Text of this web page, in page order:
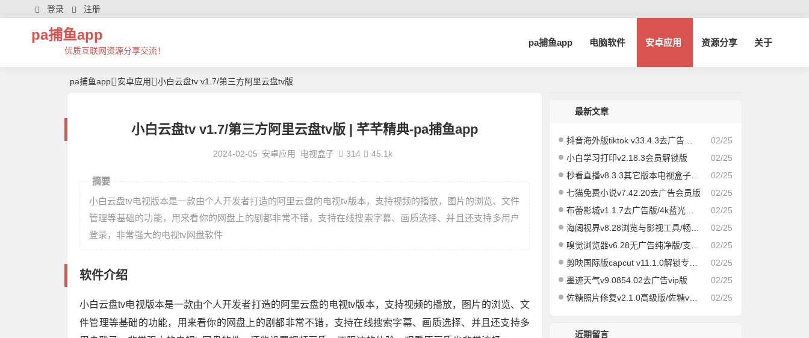
登录 注册
pa捕鱼app
优质互联网资源分享交流！
pa捕鱼app 电脑软件 安卓应用 资源分享 关于
pa捕鱼app 安卓应用 小白云盘tv v1.7/第三方阿里云盘tv版
小白云盘tv v1.7/第三方阿里云盘tv版 | 芊芊精典-pa捕鱼app
2024-02-05 安卓应用 电视盒子 314 45.1k
摘要
小白云盘tv电视版本是一款由个人开发者打造的阿里云盘的电视tv版本，支持视频的播放，图片的浏览、文件
管理等基础的功能，用来看你的网盘上的剧都非常不错，支持在线搜索字幕、画质选择、并且还支持多用户
登录，非常强大的电视tv网盘软件
软件介绍
小白云盘tv电视版本是一款由个人开发者打造的阿里云盘的电视tv版本，支持视频的播放，图片的浏览、文
件管理等基础的功能，用来看你的网盘上的剧都非常不错，支持在线搜索字幕、画质选择、并且还支持多
最新文章
02/25
抖音海外版tiktok v33.4.3去广告解除封锁版
02/25
小白学习打印v2.18.3会员解锁版
02/25
秒看直播v8.3.3其它版本电视盒子版|速度飞快，即点即播
02/25
七猫免费小说v7.42.20去广告会员版
02/25
布蕾影城v1.1.7去广告版/4k蓝光画质秒播
02/25
海阔视界v8.28浏览与影视工具/畅享全网/精品影视
02/25
嗅觉浏览器v6.28无广告纯净版/支持安装插件
02/25
剪映国际版capcut v11.1.0解锁专业版
02/25
墨迹天气v9.0854.02去广告vip版
02/25
佐糖照片修复v2.1.0高级版/佐糖v1.6.6会员解锁版
近期留言